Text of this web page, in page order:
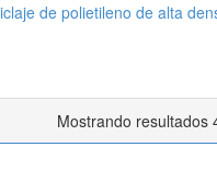
de polietileno de alta
Mostrando resultados